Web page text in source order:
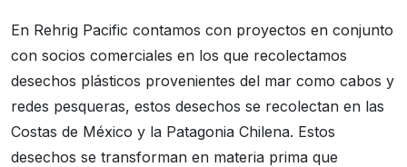
En Rehrig Pacific contamos con proyectos en conjunto
con socios comerciales en los que recolectamos
desechos plásticos provenientes del mar como cabos y
redes pesqueras, estos desechos se recolectan en las
Costas de México y la Patagonia Chilena. Estos
desechos se transforman en materia prima que